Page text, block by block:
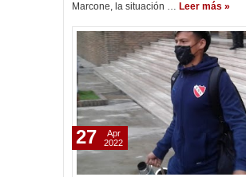
Marcone, la situación … Leer más »
27
Apr
2022